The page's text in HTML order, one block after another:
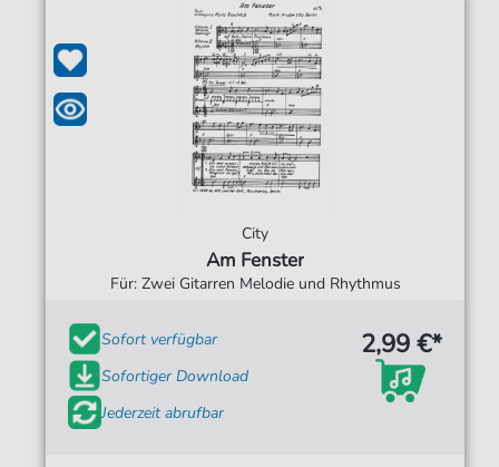
City
Am Fenster
Für: Zwei Gitarren Melodie und Rhythmus
Sofort verfügbar
Sofortiger Download
Jederzeit abrufbar
2,99 €*